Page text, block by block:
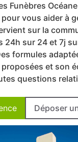
Funèbres
vous aider à
sur la
24h sur 24 et 7j
formules
et son
questions
Déposer